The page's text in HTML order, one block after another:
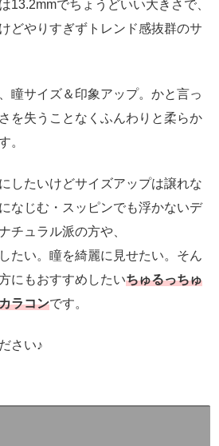
13.2mmでちょうどいい大きさで、
どやりすぎずトレンド感抜群のサ
瞳サイズ＆印象アップ。かと言っ
を失うことなくふんわりと柔らか
。
したいけどサイズアップは譲れな
なじむ・スッピンでも浮かないデ
チュラル派の方や、
たい。瞳を綺麗に見せたい。そん
にもおすすめしたいちゅるっちゅ
ラコンです。
さい♪